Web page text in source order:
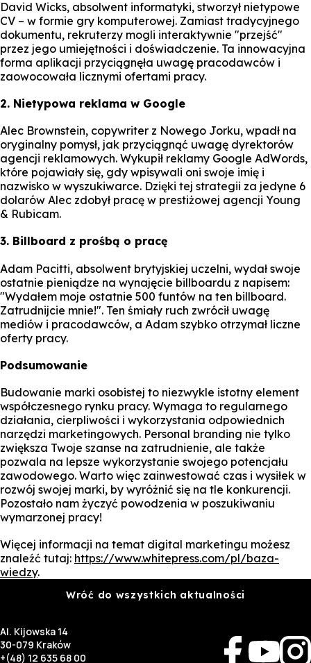
David Wicks, absolwent informatyki, stworzył nietypowe
CV – w formie gry komputerowej. Zamiast tradycyjnego
dokumentu, rekruterzy mogli interaktywnie "przejść"
przez jego umiejętności i doświadczenie. Ta innowacyjna
forma aplikacji przyciągnęła uwagę pracodawców i
zaowocowała licznymi ofertami pracy.
2. Nietypowa reklama w Google
Alec Brownstein, copywriter z Nowego Jorku, wpadł na
oryginalny pomysł, jak przyciągnąć uwagę dyrektorów
agencji reklamowych. Wykupił reklamy Google AdWords,
które pojawiały się, gdy wpisywali oni swoje imię i
nazwisko w wyszukiwarce. Dzięki tej strategii za jedyne 6
dolarów Alec zdobył pracę w prestiżowej agencji Young
& Rubicam.
3. Billboard z prośbą o pracę
Adam Pacitti, absolwent brytyjskiej uczelni, wydał swoje
ostatnie pieniądze na wynajęcie billboardu z napisem:
"Wydałem moje ostatnie 500 funtów na ten billboard.
Zatrudnijcie mnie!". Ten śmiały ruch zwrócił uwagę
mediów i pracodawców, a Adam szybko otrzymał liczne
oferty pracy.
Podsumowanie
Budowanie marki osobistej to niezwykle istotny element
współczesnego rynku pracy. Wymaga to regularnego
działania, cierpliwości i wykorzystania odpowiednich
narzędzi marketingowych. Personal branding nie tylko
zwiększa Twoje szanse na zatrudnienie, ale także
pozwala na lepsze wykorzystanie swojego potencjału
zawodowego. Warto więc zainwestować czas i wysiłek w
rozwój swojej marki, by wyróżnić się na tle konkurencji.
Pozostało nam życzyć powodzenia w poszukiwaniu
wymarzonej pracy!
Więcej informacji na temat digital marketingu możesz
znaleźć tutaj: https://www.whitepress.com/pl/baza-
wiedzy.
Wróć do wszystkich aktualności
Al. Kijowska 14
30-079 Kraków
+(48) 12 635 68 00